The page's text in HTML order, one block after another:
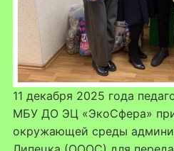
11 декабря 2025 года
МБУ ДО ЭЦ «ЭкоСфера»
окружающей среды